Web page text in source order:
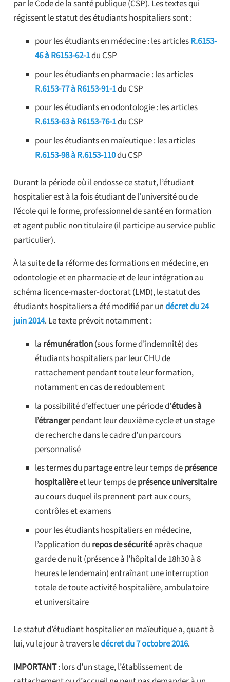
par le Code de la santé publique (CSP). Les textes qui
régissent le statut des étudiants hospitaliers sont :
pour les étudiants en médecine : les articlesR.6153-
46 à R6153-62-1du CSP
pour les étudiants en pharmacie : les articles
R.6153-77 à R6153-91-1du CSP
pour les étudiants en odontologie : les articles
R.6153-63 à R6153-76-1du CSP
pour les étudiants en maïeutique : les articles
R.6153-98 à R.6153-110du CSP
Durant la période où il endosse ce statut, l’étudiant
hospitalier est à la fois étudiant de l’université ou de
l’école qui le forme, professionnel de santé en formation
et agent public non titulaire (il participe au service public
particulier).
À la suite de la réforme des formations en médecine, en
odontologie et en pharmacie et de leur intégration au
schéma licence-master-doctorat (LMD), le statut des
étudiants hospitaliers a été modifié par undécret du 24
juin 2014. Le texte prévoit notamment :
la rémunération(sous forme d’indemnité) des
étudiants hospitaliers par leur CHU de
rattachement pendant toute leur formation,
notamment en cas de redoublement
la possibilité d’effectuer une période d’études à
l’étrangerpendant leur deuxième cycle et un stage
de recherche dans le cadre d’un parcours
personnalisé
les termes du partage entre leur temps deprésence
hospitalièreet leur temps deprésence universitaire
au cours duquel ils prennent part aux cours,
contrôles et examens
pour les étudiants hospitaliers en médecine,
l’application du repos de sécuritéaprès chaque
garde de nuit (présence à l’hôpital de 18h30 à 8
heures le lendemain) entraînant une interruption
totale de toute activité hospitalière, ambulatoire
et universitaire
Le statut d’étudiant hospitalier en maïeutique a, quant à
lui, vu le jour à travers ledécret du 7 octobre 2016.
IMPORTANT: lors d’un stage, l’établissement de